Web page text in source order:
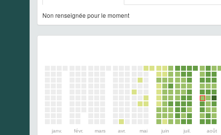
Non renseignée pour le moment
janv. févr. mars avr. mai juin juil. août